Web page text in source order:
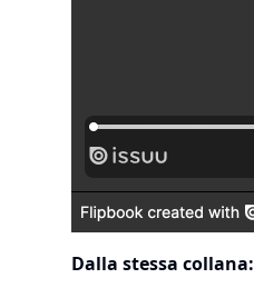
Dalla stessa collana: